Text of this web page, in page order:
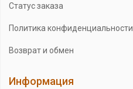
Статус заказа
Политика конфиденциальности
Возврат и обмен
Информация